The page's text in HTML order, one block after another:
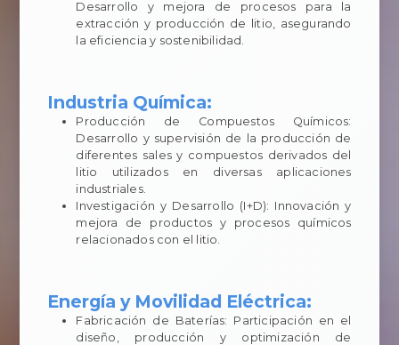
Desarrollo y mejora de procesos para la
extracción y producción de litio, asegurando
la eficiencia y sostenibilidad.
Industria Química:
Producción de Compuestos Químicos:
Desarrollo y supervisión de la producción de
diferentes sales y compuestos derivados del
litio utilizados en diversas aplicaciones
industriales.
Investigación y Desarrollo (I+D): Innovación y
mejora de productos y procesos químicos
relacionados con el litio.
Energía y Movilidad Eléctrica:
Fabricación de Baterías: Participación en el
diseño, producción y optimización de